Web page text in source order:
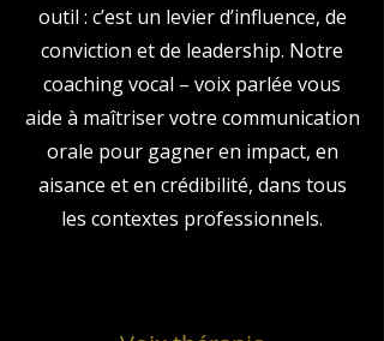
outil : c’est un levier d’influence, de
conviction et de leadership. Notre
coaching vocal – voix parlée vous
aide à maîtriser votre communication
orale pour gagner en impact, en
aisance et en crédibilité, dans tous
les contextes professionnels.